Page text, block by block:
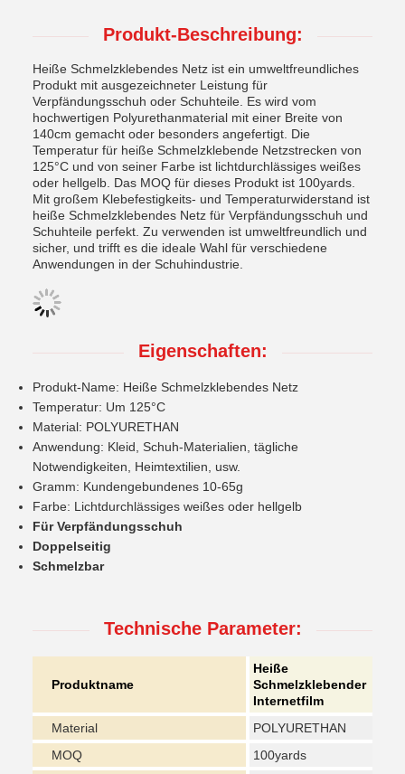
Produkt-Beschreibung:
Heiße Schmelzklebendes Netz ist ein umweltfreundliches
Produkt mit ausgezeichneter Leistung für
Verpfändungsschuh oder Schuhteile. Es wird vom
hochwertigen Polyurethanmaterial mit einer Breite von
140cm gemacht oder besonders angefertigt. Die
Temperatur für heiße Schmelzklebende Netzstrecken von
125°C und von seiner Farbe ist lichtdurchlässiges weißes
oder hellgelb. Das MOQ für dieses Produkt ist 100yards.
Mit großem Klebefestigkeits- und Temperaturwiderstand ist
heiße Schmelzklebendes Netz für Verpfändungsschuh und
Schuhteile perfekt. Zu verwenden ist umweltfreundlich und
sicher, und trifft es die ideale Wahl für verschiedene
Anwendungen in der Schuhindustrie.
Eigenschaften:
Produkt-Name: Heiße Schmelzklebendes Netz
Temperatur: Um 125°C
Material: POLYURETHAN
Anwendung: Kleid, Schuh-Materialien, tägliche
Notwendigkeiten, Heimtextilien, usw.
Gramm: Kundengebundenes 10-65g
Farbe: Lichtdurchlässiges weißes oder hellgelb
Für Verpfändungsschuh
Doppelseitig
Schmelzbar
Technische Parameter:
Produktname
Heiße
Schmelzklebender
Internetfilm
Material
POLYURETHAN
MOQ
100yards